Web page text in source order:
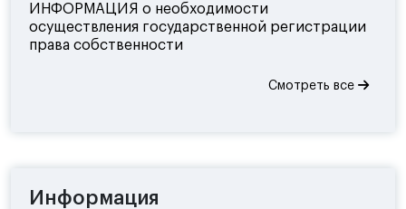
ИНФОРМАЦИЯ о необходимости
осуществления государственной регистрации
права собственности
Смотреть все
Информация